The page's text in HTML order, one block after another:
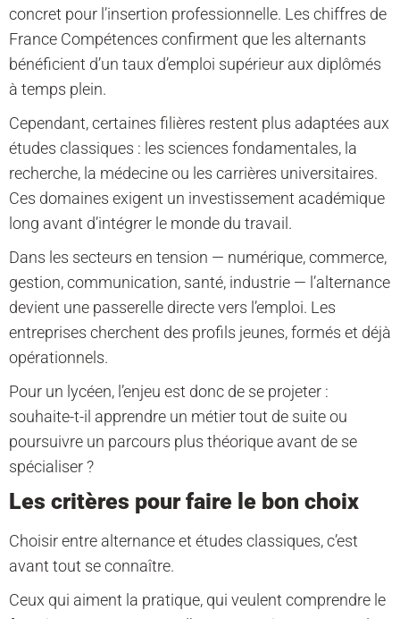
concret pour l’insertion professionnelle. Les chiffres de
France Compétences confirment que les alternants
bénéficient d’un taux d’emploi supérieur aux diplômés
à temps plein.
Cependant, certaines filières restent plus adaptées aux
études classiques : les sciences fondamentales, la
recherche, la médecine ou les carrières universitaires.
Ces domaines exigent un investissement académique
long avant d’intégrer le monde du travail.
Dans les secteurs en tension — numérique, commerce,
gestion, communication, santé, industrie — l’alternance
devient une passerelle directe vers l’emploi. Les
entreprises cherchent des profils jeunes, formés et déjà
opérationnels.
Pour un lycéen, l’enjeu est donc de se projeter :
souhaite-t-il apprendre un métier tout de suite ou
poursuivre un parcours plus théorique avant de se
spécialiser ?
Les critères pour faire le bon choix
Choisir entre alternance et études classiques, c’est
avant tout se connaître.
Ceux qui aiment la pratique, qui veulent comprendre le